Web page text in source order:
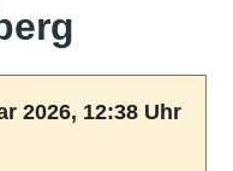
2026, 12:38 Uhr